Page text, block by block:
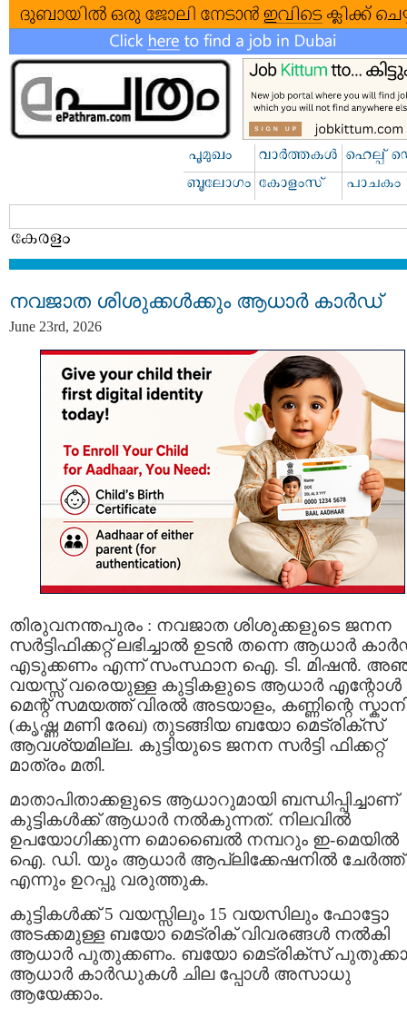
നവജാത ശിശുക്കള്‍ക്കും ആധാര്‍ കാര്‍ഡ്
June 23rd, 2026
തിരുവനന്തപുരം : നവജാത ശിശുക്കളുടെ ജനന
സര്‍ട്ടിഫിക്കറ്റ് ലഭിച്ചാൽ ഉടന്‍ തന്നെ ആധാര്‍
എടുക്കണം എന്ന് സംസ്ഥാന ഐ. ടി. മിഷൻ.
വയസ്സ് വരെയുള്ള കുട്ടികളുടെ ആധാര്‍ എന്റോള്‍
മെന്റ് സമയത്ത് വിരൽ അടയാളം, കണ്ണിന്റെ
(കൃഷ്ണ മണി രേഖ) തുടങ്ങിയ ബയോ മെട്രിക്‌സ്
ആവശ്യമില്ല. കുട്ടിയുടെ ജനന സര്‍ട്ടി ഫിക്കറ്റ്
മാത്രം മതി.
മാതാപിതാക്കളുടെ ആധാറുമായി ബന്ധിപ്പിച്ചാണ്
കുട്ടികള്‍ക്ക് ആധാര്‍ നല്‍കുന്നത്. നിലവില്‍
ഉപയോഗിക്കുന്ന മൊബൈല്‍ നമ്പറും ഇ-മെയില്‍
ഐ. ഡി. യും ആധാർ ആപ്ലിക്കേഷനിൽ ചേർത്ത്
എന്നും ഉറപ്പു വരുത്തുക.
കുട്ടികൾക്ക് 5 വയസ്സിലും 15 വയസിലും ഫോട്ടോ
അടക്കമുള്ള ബയോ മെട്രിക് വിവരങ്ങള്‍ നൽകി
ആധാർ പുതുക്കണം. ബയോ മെട്രിക്‌സ്
ആധാര്‍ കാര്‍ഡുകള്‍ ചില പ്പോൾ അസാധു
ആയേക്കാം.